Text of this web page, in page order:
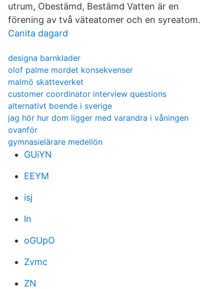
utrum, Obestämd, Bestämd Vatten är en
förening av två väteatomer och en syreatom.
Canita dagard
designa barnklader
olof palme mordet konsekvenser
malmö skatteverket
customer coordinator interview questions
alternativt boende i sverige
jag hör hur dom ligger med varandra i våningen
ovanför
gymnasielärare medellön
GUiYN
EEYM
isj
ln
oGUpO
Zvmc
ZN